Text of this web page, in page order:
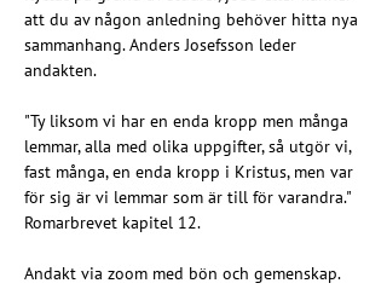
att du av någon anledning behöver hitta nya
sammanhang. Anders Josefsson leder
andakten.
"Ty liksom vi har en enda kropp men många
lemmar, alla med olika uppgifter, så utgör vi,
fast många, en enda kropp i Kristus, men var
för sig är vi lemmar som är till för varandra."
Romarbrevet kapitel 12.
Andakt via zoom med bön och gemenskap.